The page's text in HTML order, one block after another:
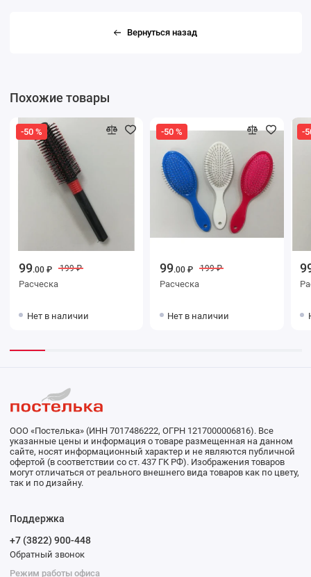
Вернуться назад
Похожие товары
-50 %
99.00 ₽ 199 ₽
Расческа
Нет в наличии
-50 %
99.00 ₽ 199 ₽
Расческа
Нет в наличии
-
ООО «Постелька» (ИНН 7017486222, ОГРН 1217000006816). Все
указанные цены и информация о товаре размещенная на данном
сайте, носят информационный характер и не являются публичной
офертой (в соответствии со ст. 437 ГК РФ). Изображения товаров
могут отличаться от реального внешнего вида товаров как по цвету,
так и по дизайну.
Поддержка
+7 (3822) 900-448
Обратный звонок
Режим работы офиса